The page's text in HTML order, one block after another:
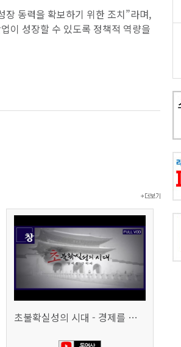
장 동력을 확보하기 위한 조치”라며,
이 성장할 수 있도록 정책적 역량을
초불확실성의 시대 - 경제를 구하라 494회 (KBS 25.2.11)